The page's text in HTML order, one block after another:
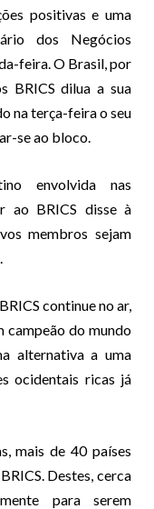
positivas e uma
dos Negócios
feira. O Brasil, por
BRICS dilua a sua
na terça-feira o seu
se ao bloco.
envolvida nas
ao BRICS disse à
membros sejam
continue no ar,
campeão do mundo
alternativa a uma
ocidentais ricas já
mais de 40 países
Destes, cerca
para serem